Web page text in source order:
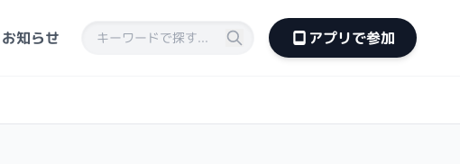
お知らせ アプリで参加